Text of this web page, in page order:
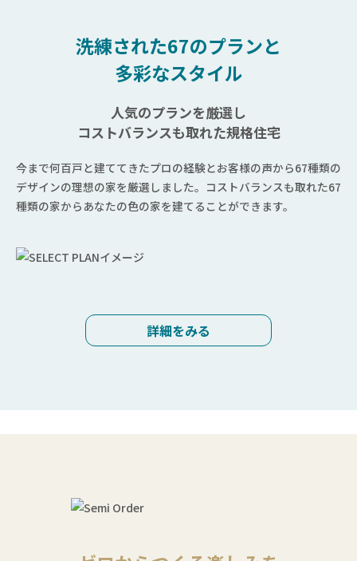
洗練された67のプランと
多彩なスタイル
人気のプランを厳選し
コストバランスも取れた規格住宅
今まで何百戸と建ててきたプロの経験とお客様の声から67種類の
デザインの理想の家を厳選しました。コストバランスも取れた67
種類の家からあなたの色の家を建てることができます。
詳細をみる